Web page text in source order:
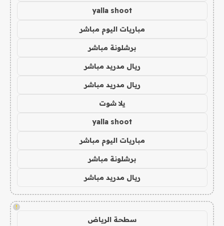
yalla shoot
مباريات اليوم مباشر
برشلونة مباشر
ريال مدريد مباشر
ريال مدريد مباشر
يلا شوت
yalla shoot
مباريات اليوم مباشر
برشلونة مباشر
ريال مدريد مباشر
!
سطحة الرياض